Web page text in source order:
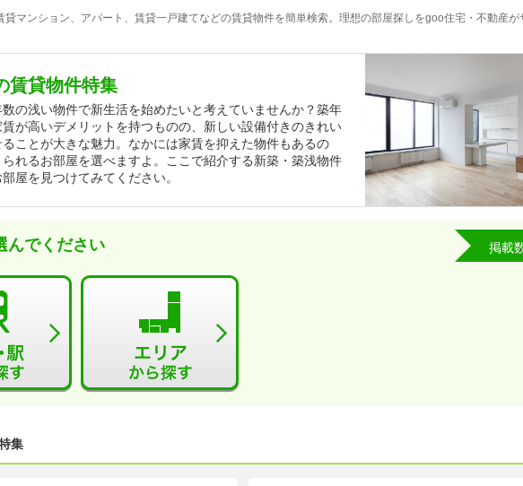
貸マンション、アパート、賃貸一戸建てなどの賃貸物件を簡単検索。理想の部屋探しをgoo住宅・不動産が
賃貸物件特集
の浅い物件で新生活を始めたいと考えていませんか？築年
が高いデメリットを持つものの、新しい設備付きのきれい
ことが大きな魅力。なかには家賃を抑えた物件もあるの
れるお部屋を選べますよ。ここで紹介する新築・築浅物件
屋を見つけてみてください。
んでください 掲載
集